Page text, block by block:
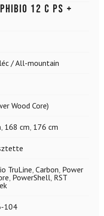
12 C PS +
/ All-mountain
Wood Core)
168 cm 176 cm
TruLine Carbon Power
PowerShell RST
104